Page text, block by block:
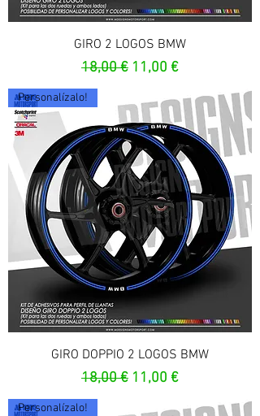
GIRO 2 LOGOS BMW
Prix original
18,00 € Prix promotionnel
11,00 €
Personalízalo!
GIRO DOPPIO 2 LOGOS BMW
Prix original
18,00 € Prix promotionnel
11,00 €
Personalízalo!